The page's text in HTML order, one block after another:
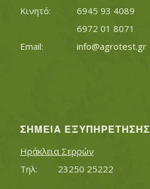
Κινητό:		6945 93 4089
			6972 01 8071
info@agrotest.gr
ΣΗΜΕΊΑ ΕΞΥΠΗΡΈΤΗΣΗΣ
Ηράκλεια Σερρών
Τηλ:		23250 25222